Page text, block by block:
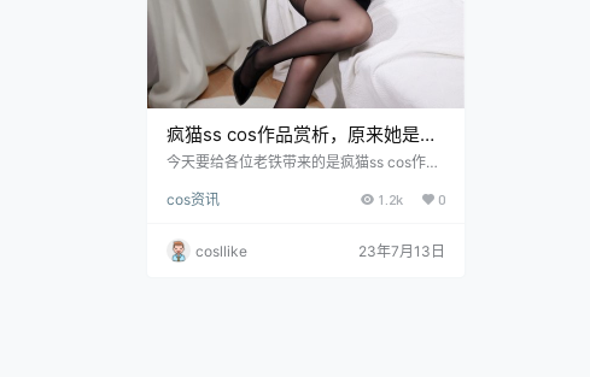
疯猫ss cos作品赏析，原来她是这
么的疯
今天要给各位老铁带来的是疯猫ss cos作品
扒一扒。她是一位来自广东的，95后的妹
的。她是一位微博红人，现目前微博有13W
粉丝之多，可见.
cos资讯 1.2k 0
cosllike 23年7月13日